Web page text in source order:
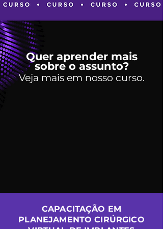
Quer aprender mais
sobre o assunto?
Veja mais em nosso curso.
CAPACITAÇÃO EM
PLANEJAMENTO CIRÚRGICO